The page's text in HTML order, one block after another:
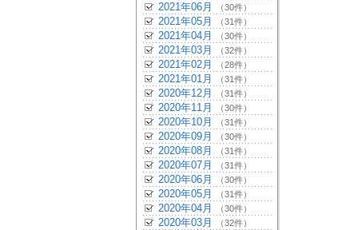
2021年06月 （30件）
2021年05月 （31件）
2021年04月 （30件）
2021年03月 （32件）
2021年02月 （28件）
2021年01月 （31件）
2020年12月 （31件）
2020年11月 （30件）
2020年10月 （31件）
2020年09月 （30件）
2020年08月 （31件）
2020年07月 （31件）
2020年06月 （30件）
2020年05月 （31件）
2020年04月 （30件）
2020年03月 （32件）